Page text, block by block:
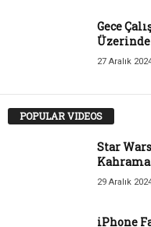
Gece
27 Aralık
POPULAR VIDEOS
Star
29 Aralık
iPhone